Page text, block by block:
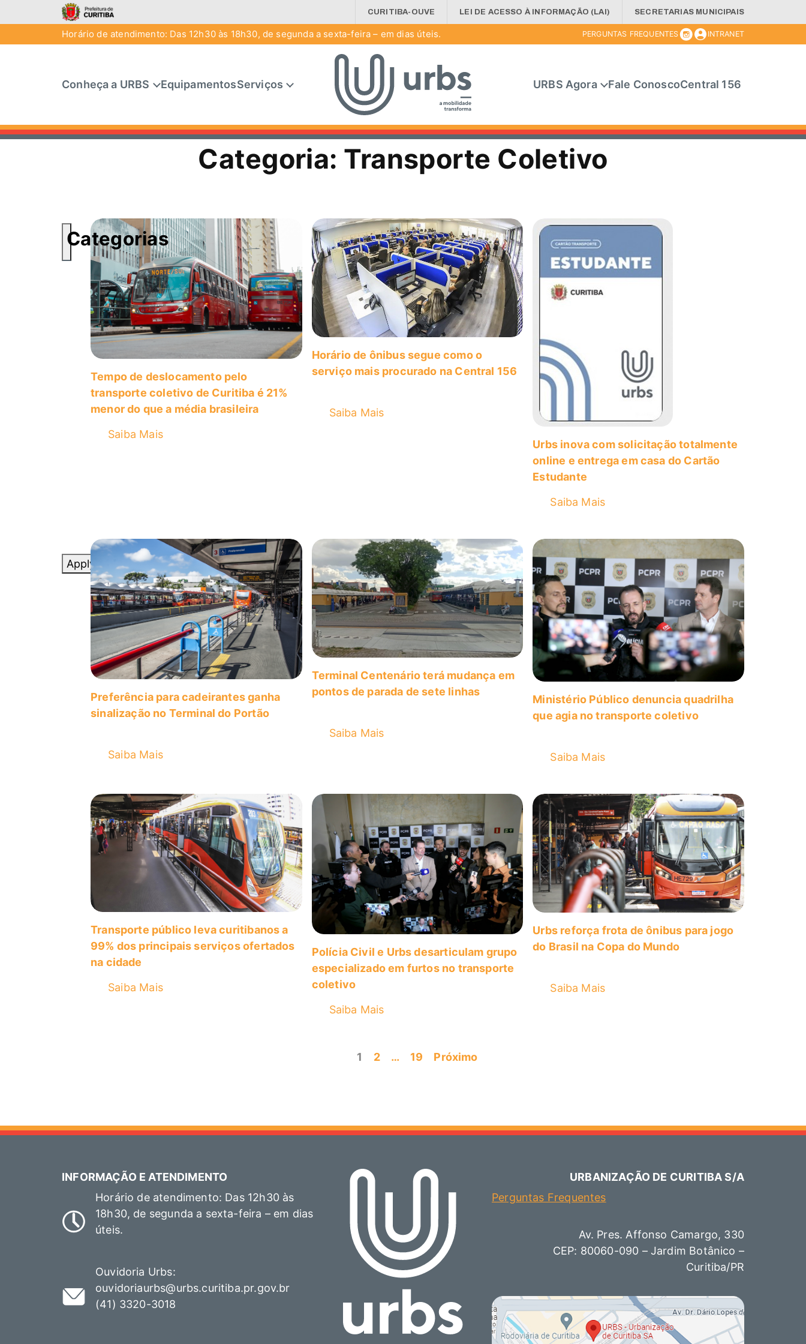
CURITIBA-OUVE LEI DE ACESSO À INFORMAÇÃO (LAI) SECRETARIAS MUNICIPAIS
Horário de atendimento: Das 12h30 às 18h30, de segunda a sexta-feira – em dias úteis. PERGUNTAS FREQUENTES INTRANET
Conheça a URBS EquipamentosServiços URBS Agora Fale ConoscoCentral 156
Categoria: Transporte Coletivo
Categorias
Aplicativos
Boca do Brilho
Eventos
Outros
Transporte Escolar
Uncategorized
Apply
Tempo de deslocamento pelo
transporte coletivo de Curitiba é 21%
menor do que a média brasileira
Saiba Mais
Horário de ônibus segue como o
serviço mais procurado na Central 156
Saiba Mais
Urbs inova com solicitação totalmente
online e entrega em casa do Cartão
Estudante
Saiba Mais
Preferência para cadeirantes ganha
sinalização no Terminal do Portão
Saiba Mais
Terminal Centenário terá mudança em
pontos de parada de sete linhas
Saiba Mais
Ministério Público denuncia quadrilha
que agia no transporte coletivo
Saiba Mais
Transporte público leva curitibanos a
99% dos principais serviços ofertados
na cidade
Saiba Mais
Polícia Civil e Urbs desarticulam grupo
especializado em furtos no transporte
coletivo
Saiba Mais
Urbs reforça frota de ônibus para jogo
do Brasil na Copa do Mundo
Saiba Mais
de
posts
1 2 … 19 Próximo
INFORMAÇÃO E ATENDIMENTO
Horário de atendimento: Das 12h30 às
18h30, de segunda a sexta-feira – em dias
úteis.
Ouvidoria Urbs:
ouvidoriaurbs@urbs.curitiba.pr.gov.br
(41) 3320-3018
URBANIZAÇÃO DE CURITIBA S/A
Perguntas Frequentes
Av. Pres. Affonso Camargo, 330
CEP: 80060-090 – Jardim Botânico –
Curitiba/PR